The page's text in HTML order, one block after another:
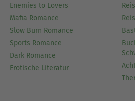
Ausblenden
Enemies to Lovers
Mafia Romance
Slow Burn Romance
Sports Romance
Dark Romance
Erotische Literatur